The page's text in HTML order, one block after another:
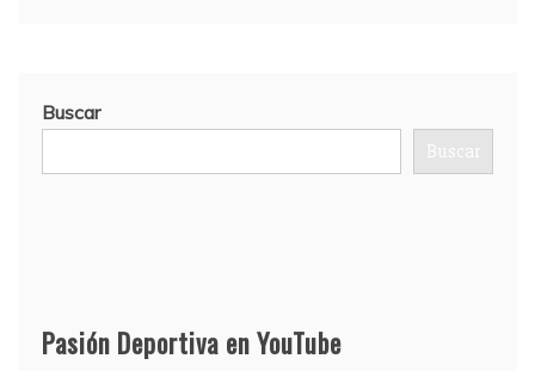
Buscar
Buscar
Pasión Deportiva en YouTube